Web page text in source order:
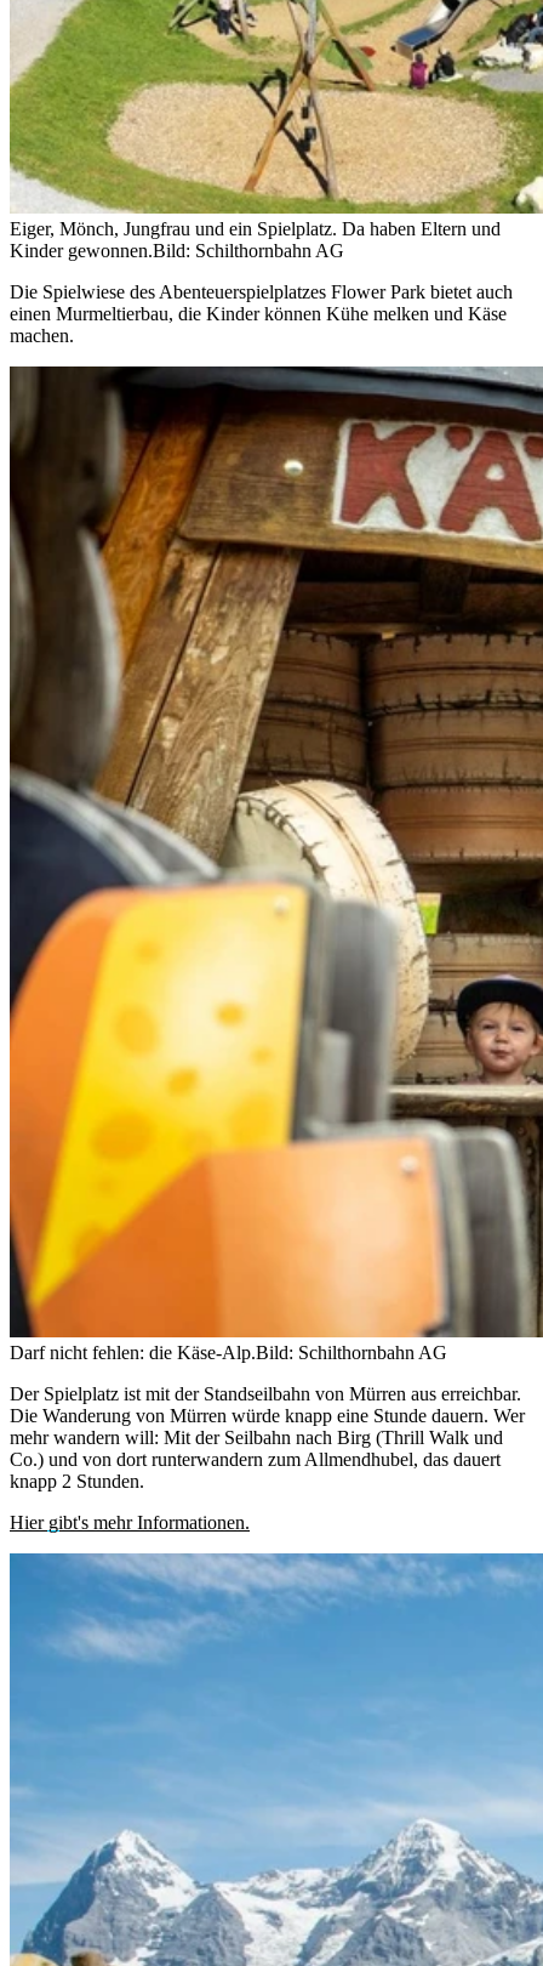
Eiger, Mönch, Jungfrau und ein Spielplatz. Da haben Eltern und
Kinder gewonnen.Bild: Schilthornbahn AG
Die Spielwiese des Abenteuerspielplatzes Flower Park bietet auch
einen Murmeltierbau, die Kinder können Kühe melken und Käse
machen.
Darf nicht fehlen: die Käse-Alp.Bild: Schilthornbahn AG
Der Spielplatz ist mit der Standseilbahn von Mürren aus erreichbar.
Die Wanderung von Mürren würde knapp eine Stunde dauern. Wer
mehr wandern will: Mit der Seilbahn nach Birg (Thrill Walk und
Co.) und von dort runterwandern zum Allmendhubel, das dauert
knapp 2 Stunden.
Hier gibt's mehr Informationen.